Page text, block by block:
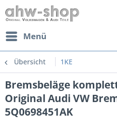
Menü
Übersicht 1KE
Bremsbeläge
Original Audi VW
5Q0698451AK